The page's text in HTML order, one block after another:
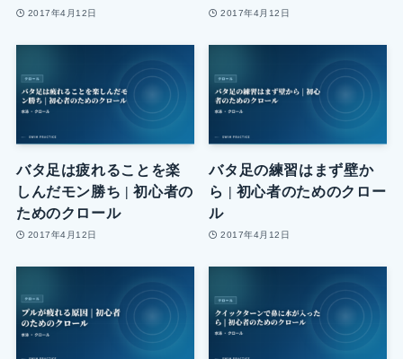
2017年4月12日 2017年4月12日
バタ足は疲れることを楽
しんだモン勝ち | 初心者の
ためのクロール
2017年4月12日
バタ足の練習はまず壁か
ら | 初心者のためのクロー
ル
2017年4月12日